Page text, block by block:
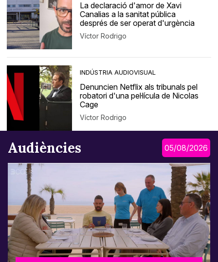
La declaració d'amor de Xavi
Canalias a la sanitat pública
després de ser operat d'urgència
Víctor Rodrigo
INDÚSTRIA AUDIOVISUAL
Denuncien Netflix als tribunals pel
robatori d'una pel·lícula de Nicolas
Cage
Víctor Rodrigo
Audiències 05/08/2026